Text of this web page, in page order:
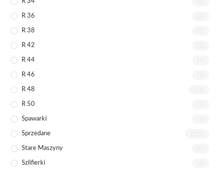
R 36
R 38
R 42
R 44
R 46
R 48
R 50
Spawarki
Sprzedane
Stare Maszyny
Szlifierki